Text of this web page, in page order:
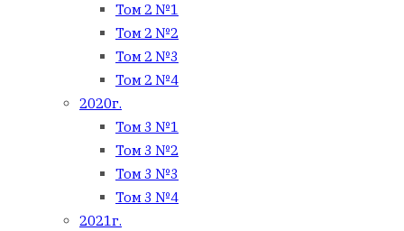
Том 2 №1
Том 2 №2
Том 2 №3
Том 2 №4
2020г.
Том 3 №1
Том 3 №2
Том 3 №3
Том 3 №4
2021г.